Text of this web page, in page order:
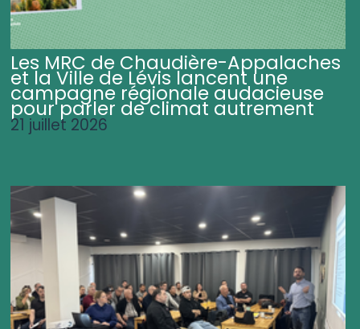
Les MRC de Chaudière-Appalaches
et la Ville de Lévis lancent une
campagne régionale audacieuse
pour parler de climat autrement
21 juillet 2026